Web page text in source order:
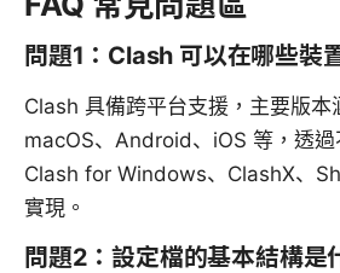
問題1：Clash 可以在哪些裝
Clash 具備跨平台支援，主要版本
macOS、Android、iOS 等，透過
Clash for Windows、ClashX、
實現。
問題2：設定檔的基本結構是